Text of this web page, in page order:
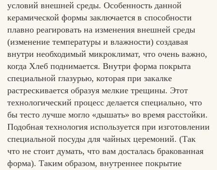
условий внешней среды. Особенность данной
керамической формы заключается в способности
плавно реагировать на изменения внешней среды
(изменение температуры и влажности) создавая
внутри необходимый микроклимат, что очень важно,
когда Хлеб поднимается. Внутри форма покрыта
специальной глазурью, которая при закалке
растрескивается образуя мелкие трещины. Этот
технологический процесс делается специально, что
бы тесто лучше могло «дышать» во время расстойки.
Подобная технология используется при изготовлении
специальной посуды для чайных церемоний. (Так
что не стоит думать, что вам досталась бракованная
форма). Таким образом, внутреннее покрытие